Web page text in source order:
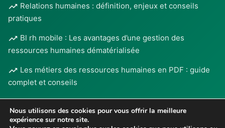
Relations humaines : définition, enjeux et conseils
pratiques
Bl rh mobile : Les avantages d’une gestion des
ressources humaines dématérialisée
Les métiers des ressources humaines en PDF : guide
complet et conseils
Nous utilisons des cookies pour vous offrir la meilleure
expérience sur notre site.